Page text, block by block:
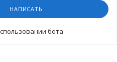
НАПИСАТЬ
бота